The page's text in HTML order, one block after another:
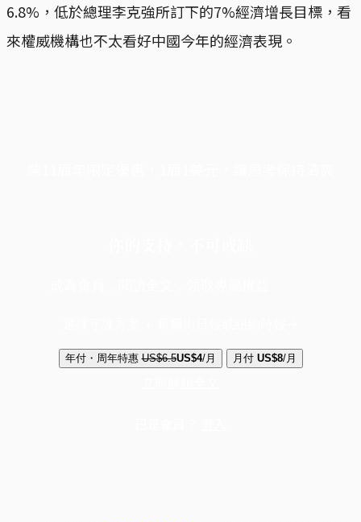
6.8%，低於總理李克強所訂下的7%經濟增長目標，看
來權威機構也不太看好中國今年的經濟表現。
年付・周年特惠 US$6.5US$4/月 月付 US$8/月